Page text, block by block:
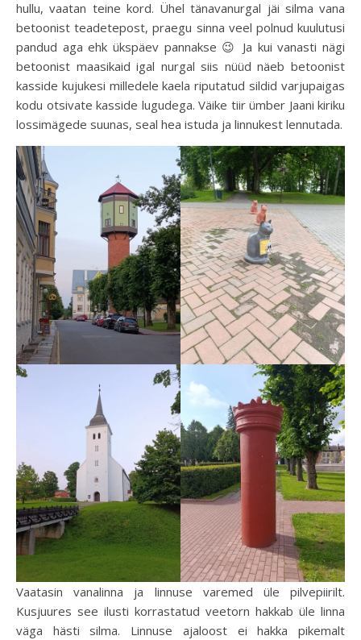
hullu, vaatan teine kord. Ühel tänavanurgal jäi silma vana
betoonist teadetepost, praegu sinna veel polnud kuulutusi
pandud aga ehk ükspäev pannakse 😉 Ja kui vanasti nägi
betoonist maasikaid igal nurgal siis nüüd näeb betoonist
kasside kujukesi milledele kaela riputatud sildid varjupaigas
kodu otsivate kasside lugudega. Väike tiir ümber Jaani kiriku
lossimägede suunas, seal hea istuda ja linnukest lennutada.
Vaatasin vanalinna ja linnuse varemed üle pilvepiirilt.
Kusjuures see ilusti korrastatud veetorn hakkab üle linna
väga hästi silma. Linnuse ajaloost ei hakka pikemalt